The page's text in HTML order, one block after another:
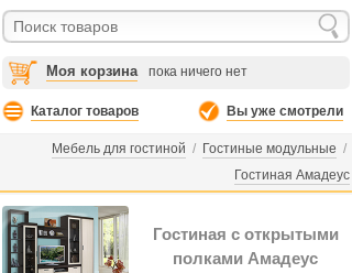
Моя корзина пока ничего нет
Каталог товаров Вы уже смотрели
Мебель для гостиной / Гостиные модульные /
Гостиная Амадеус
Гостиная с открытыми
полками Амадеус